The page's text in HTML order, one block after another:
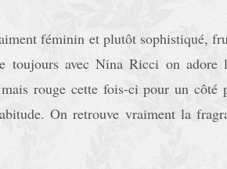
féminin et plutôt sophistiqué,
toujours avec Nina Ricci on adore
rouge cette fois-ci pour un côté
On retrouve vraiment la